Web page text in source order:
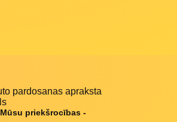
Mūsu priekšrocības -